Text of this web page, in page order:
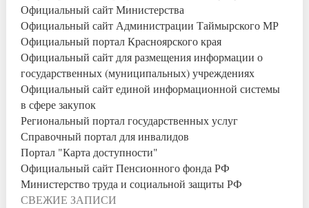
Официальный сайт Министерства
Официальный сайт Администрации Таймырского МР
Официальный портал Красноярского края
Официальный сайт для размещения информации о
государственных (муниципальных) учреждениях
Официальный сайт единой информационной системы
в сфере закупок
Региональный портал государственных услуг
Справочный портал для инвалидов
Портал "Карта доступности"
Официальный сайт Пенсионного фонда РФ
Министерство труда и социальной защиты РФ
СВЕЖИЕ ЗАПИСИ